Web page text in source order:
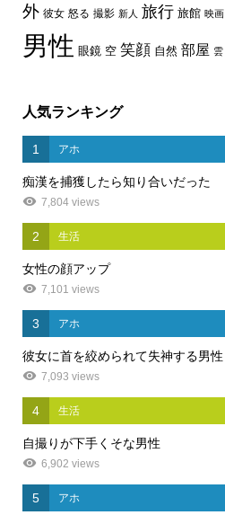
外 彼女 怒る 撮影 新人 旅行 旅館 映画
男性 眼鏡 空 笑顔 自然 部屋 雲
人気ランキング
1 アホ
痴漢を捕獲したら知り合いだった
7,804 views
2 生活
女性の顔アップ
7,101 views
3 アホ
彼女に首を絞められて失神する男性
7,093 views
4 生活
自撮りが下手くそな男性
6,902 views
5 アホ